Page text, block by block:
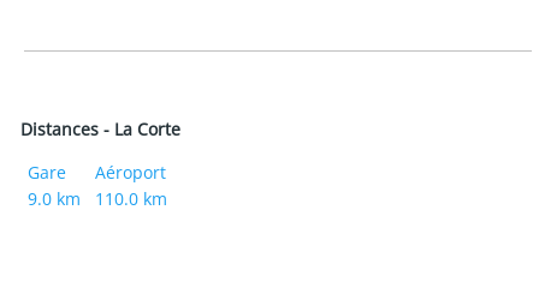
Distances - La Corte
Gare
9.0 km
Aéroport
110.0 km